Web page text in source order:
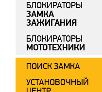
БЛОКИРАТОРЫ
ЗАМКА
ЗАЖИГАНИЯ
БЛОКИРАТОРЫ
МОТОТЕХНИКИ
ПОИСК ЗАМКА
УСТАНОВОЧНЫЙ